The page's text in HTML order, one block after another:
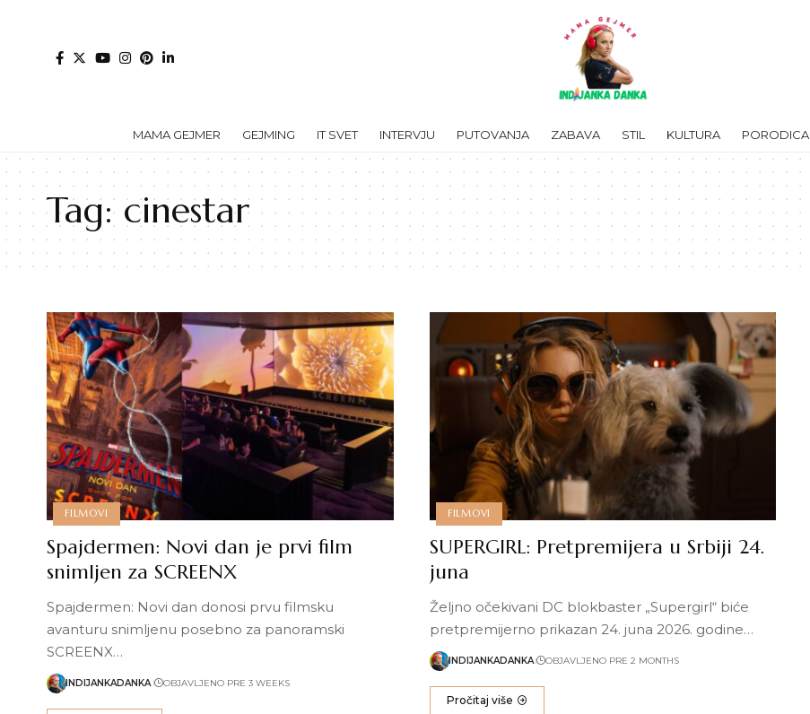
MAMA GEJMER GEJMING IT SVET INTERVJU PUTOVANJA ZABAVA STIL KULTURA PORODICA
Tag: cinestar
FILMOVI
Spajdermen: Novi dan je prvi film
snimljen za SCREENX
Spajdermen: Novi dan donosi prvu filmsku
avanturu snimljenu posebno za panoramski
SCREENX…
INDIJANKADANKA OBJAVLJENO PRE 3 WEEKS
FILMOVI
SUPERGIRL: Pretpremijera u Srbiji 24.
juna
Željno očekivani DC blokbaster „Supergirl“ biće
pretpremijerno prikazan 24. juna 2026. godine…
INDIJANKADANKA OBJAVLJENO PRE 2 MONTHS
Pročitaj više